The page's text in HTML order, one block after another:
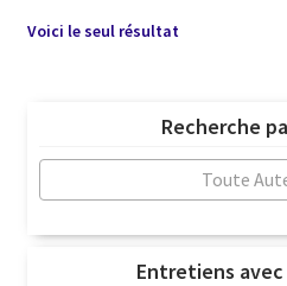
Voici le seul résultat
Recherche
Toute
Entretiens